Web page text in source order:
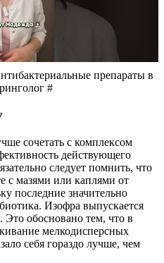
препараты в
#
сочетать с комплексом
действующего
следует помнить, что
с мазями или каплями от
последние значительно
Изофра выпускается
обосновано тем, что в
мелкодисперсных
себя гораздо лучше, чем